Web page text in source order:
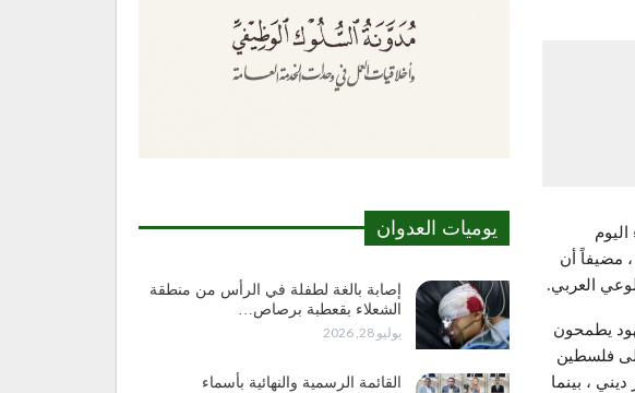
اليوم
مضيفاً أن
العربي.
يطمحون
فلسطين
، بينما
يوميات العدوان
إصابة بالغة لطفلة في الرأس من منطقة
الشعلاء بقعطبة برصاص…
يوليو 28, 2026
القائمة الرسمية والنهائية بأسماء